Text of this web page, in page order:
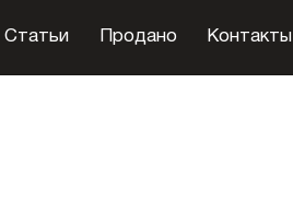
Статьи Продано Контакты